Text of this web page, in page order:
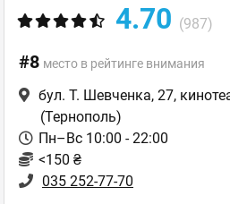
4.70 (987)
#8 место в рейтинге внимания
бул. Т. Шевченка, 27,
(Тернополь)
Пн–Вс 10:00 - 22:00
<150 ₴
035 252-77-70